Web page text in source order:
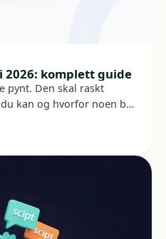
komplett guide
pynt. Den skal raskt
kan og hvorfor noen bør
mest ser ut som en
det er heldigvis lett å